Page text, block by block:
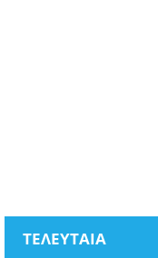
ΤΕΛΕΥΤΑΙΑ